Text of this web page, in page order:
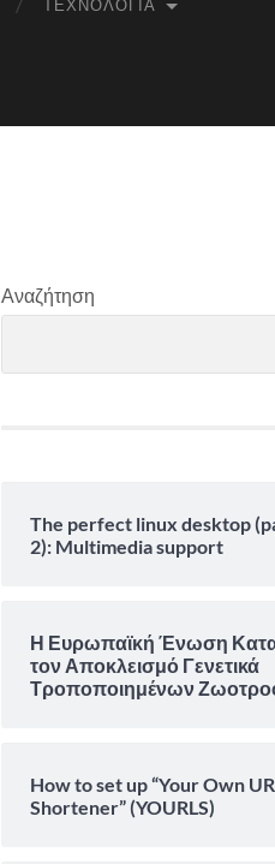
ΤΕΧΝΟΛΟΓΊΑ
Αναζήτηση
The perfect linux desktop
2): Multimedia support
Η Ευρωπαϊκή Ένωση
τον Αποκλεισμό Γενετικά
Τροποποιημένων
How to set up “Your Own
Shortener” (YOURLS)